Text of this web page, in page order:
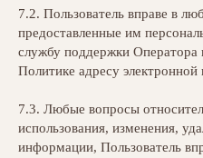
7.2. Пользователь вправе в
предоставленные им
службу поддержки Оператора
Политике адресу электронной
7.3. Любые вопросы
использования, изменения,
информации, Пользователь